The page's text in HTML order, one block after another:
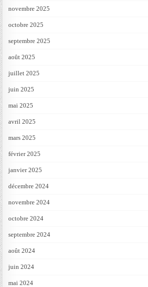
novembre 2025
octobre 2025
septembre 2025
août 2025
juillet 2025
juin 2025
mai 2025
avril 2025
mars 2025
février 2025
janvier 2025
décembre 2024
novembre 2024
octobre 2024
septembre 2024
août 2024
juin 2024
mai 2024